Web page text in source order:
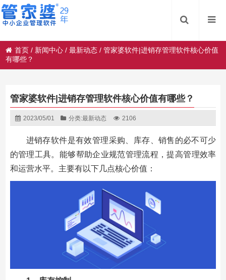
首页 / 新闻中心 /最新动态 /管家婆软件|进销存管理软件核心价值
有哪些？
管家婆软件|进销存管理软件核心价值有哪些？
2023/05/01 分类:最新动态 2106
进销存软件是有效管理采购、库存、销售的必不可少
的管理工具。能够帮助企业规范管理流程，提高管理效率
和运营水平。主要有以下几点核心价值：